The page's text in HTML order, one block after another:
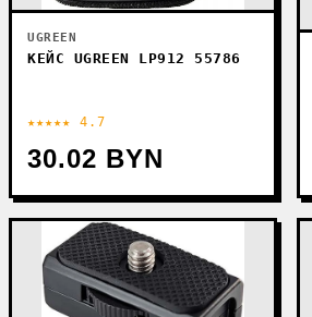
UGREEN
КЕЙС UGREEN LP912 55786
★★★★★ 4.7
30.02 BYN